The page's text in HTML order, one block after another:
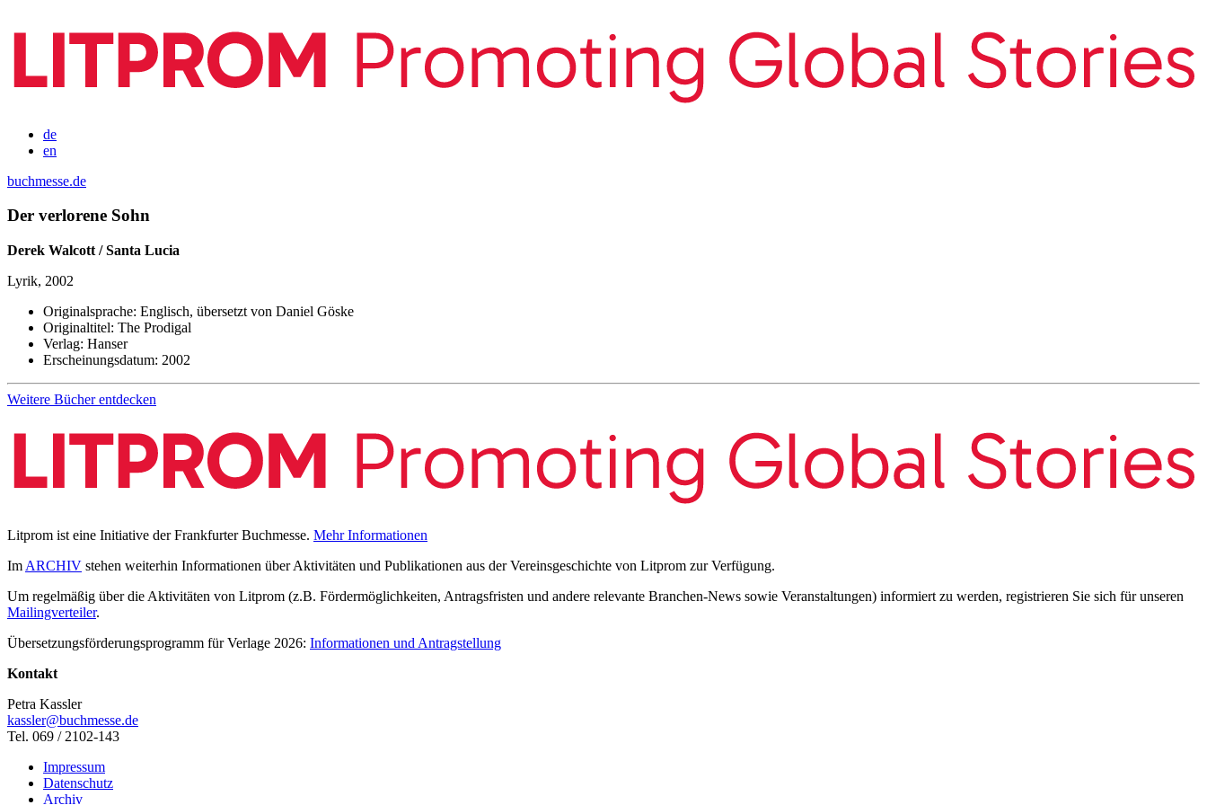
de
en
buchmesse.de
Der verlorene Sohn
Derek Walcott / Santa Lucia
Lyrik, 2002
Originalsprache: Englisch, übersetzt von Daniel Göske
Originaltitel: The Prodigal
Verlag: Hanser
Erscheinungsdatum: 2002
Weitere Bücher entdecken
Litprom ist eine Initiative der Frankfurter Buchmesse. Mehr Informationen
Im ARCHIV stehen weiterhin Informationen über Aktivitäten und Publikationen aus der Vereinsgeschichte von Litprom zur Verfügung.
Um regelmäßig über die Aktivitäten von Litprom (z.B. Fördermöglichkeiten, Antragsfristen und andere relevante Branchen-News sowie Veranstaltungen) informiert zu werden, registrieren Sie sich für unseren
Mailingverteiler.
Übersetzungsförderungsprogramm für Verlage 2026: Informationen und Antragstellung
Kontakt
Petra Kassler
kassler@buchmesse.de
Tel. 069 / 2102-143
Impressum
Datenschutz
Archiv